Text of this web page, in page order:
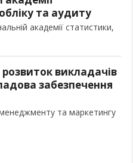
та аудиту
академії статистики,
викладачів
забезпечення
та маркетингу